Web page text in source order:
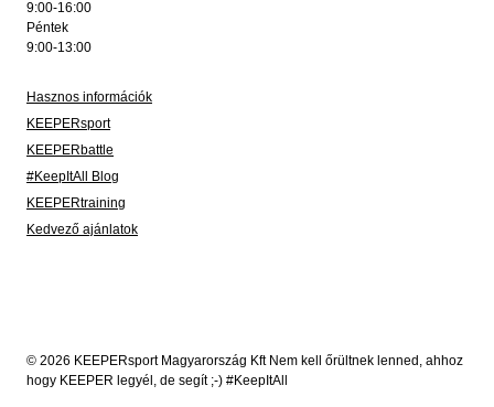
9:00-16:00
Péntek
9:00-13:00
Hasznos információk
KEEPERsport
KEEPERbattle
#KeepItAll Blog
KEEPERtraining
Kedvező ajánlatok
© 2026 KEEPERsport Magyarország Kft Nem kell őrültnek lenned, ahhoz
hogy KEEPER legyél, de segít ;-) #KeepItAll